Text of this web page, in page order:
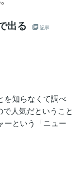
出る 記事
を知らなくて調べ
人気だということ
ーという「ニュー